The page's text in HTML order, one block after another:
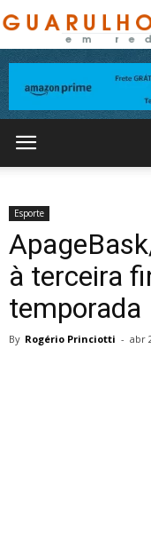
Esporte
à terceira
temporada
By Rogério Princiotti - abr